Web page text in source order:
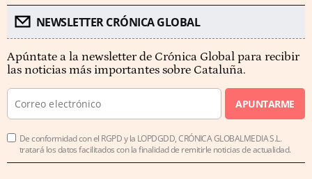
NEWSLETTER CRÓNICA GLOBAL
Apúntate a la newsletter de Crónica Global para recibir
las noticias más importantes sobre Cataluña.
APUNTARME
De conformidad con el RGPD y la LOPDGDD, CRÓNICA GLOBALMEDIA S.L.
tratará los datos facilitados con la finalidad de remitirle noticias de actualidad.